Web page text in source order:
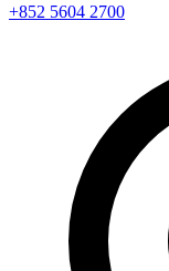
+852 5604 2700